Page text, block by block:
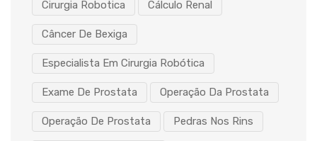
Cirurgia Robotica Cálculo Renal
Câncer De Bexiga
Especialista Em Cirurgia Robótica
Exame De Prostata Operação Da Prostata
Operação De Prostata Pedras Nos Rins